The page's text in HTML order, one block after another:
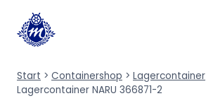
Inhalt
springen
Start > Containershop > Lagercontainer
Lagercontainer NARU 366871-2